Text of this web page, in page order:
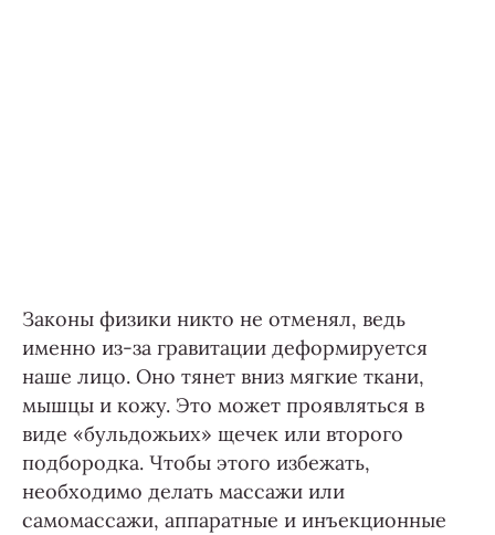
Законы физики никто не отменял, ведь
именно из-за гравитации деформируется
наше лицо. Оно тянет вниз мягкие ткани,
мышцы и кожу. Это может проявляться в
виде «бульдожьих» щечек или второго
подбородка. Чтобы этого избежать,
необходимо делать массажи или
самомассажи, аппаратные и инъекционные